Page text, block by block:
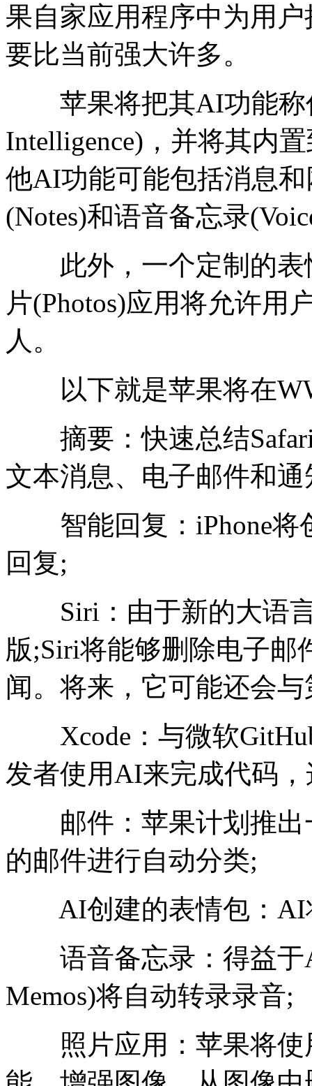
果自家应用程序中为用
要比当前强大许多。
苹果将把其AI功能称
Intelligence)，并将其内
他AI功能可能包括消息
(Notes)和语音备忘录
此外，一个定制的表
片(Photos)应用将允许用
人。
以下就是苹果将在
摘要：快速总结Safari
文本消息、电子邮件和通
智能回复：iPhone将
回复;
Siri：由于新的大语言
版;Siri将能够删除电子邮
闻。将来，它可能还会
Xcode：与微软
发者使用AI来完成代码
邮件：苹果计划推出
的邮件进行自动分类;
AI创建的表情包：AI
语音备忘录：得益于
Memos)将自动转录录音;
照片应用：苹果将使